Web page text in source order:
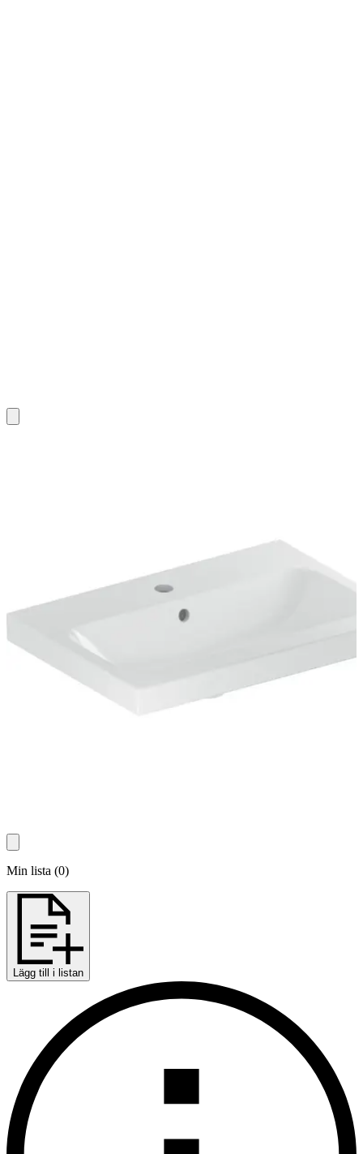
Min lista (0)
Lägg till i listan